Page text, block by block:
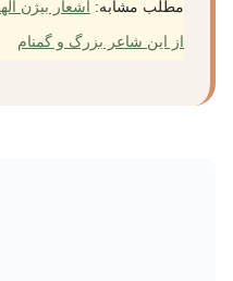
مطلب مشابه: اشعار بیژن
از این شاعر بزرگ و گمنام